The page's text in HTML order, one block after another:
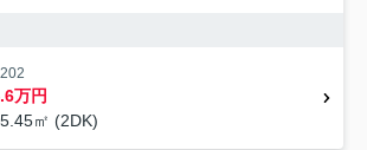
万円
㎡ (2DK)